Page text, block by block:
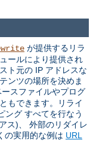
が提供するリラ
ールにより提供され
ト元の IP アドレスな
ンツの場所を決めま
スファイルやプログ
もできます。リライ
ング すべてを行なう
ス)、 外部のリダイレ
の実用的な例は URL